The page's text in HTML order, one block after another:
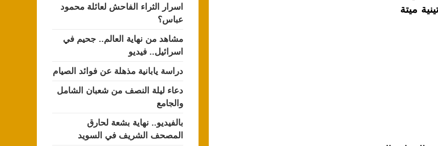
ميتة
اسرار الثراء الفاحش لعائلة محمود
عباس؟
مشاهد من نهاية العالم.. جحيم في
اسرائيل.. فيديو
دراسة يابانية مذهلة عن فوائد الصيام
دعاء ليلة النصف من شعبان الشامل
والجامع
بالفيديو.. نهاية بشعة لحارق
المصحف الشريف في السويد